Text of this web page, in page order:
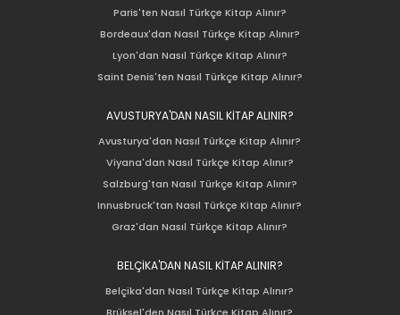
Paris'ten Nasıl Türkçe Kitap Alınır?
Bordeaux'dan Nasıl Türkçe Kitap Alınır?
Lyon'dan Nasıl Türkçe Kitap Alınır?
Saint Denis'ten Nasıl Türkçe Kitap Alınır?
AVUSTURYA'DAN NASIL KİTAP ALINIR?
Avusturya'dan Nasıl Türkçe Kitap Alınır?
Viyana'dan Nasıl Türkçe Kitap Alınır?
Salzburg'tan Nasıl Türkçe Kitap Alınır?
Innusbruck'tan Nasıl Türkçe Kitap Alınır?
Graz'dan Nasıl Türkçe Kitap Alınır?
BELÇİKA'DAN NASIL KİTAP ALINIR?
Belçika'dan Nasıl Türkçe Kitap Alınır?